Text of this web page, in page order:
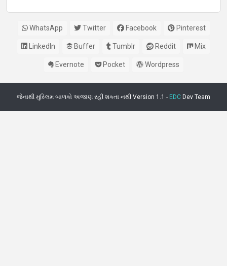
WhatsApp Twitter Facebook Pinterest
LinkedIn Buffer Tumblr Reddit Mix
Evernote Pocket Wordpress
જેનાથી મુસ્લિમ બાળકો અજાણ રહી શકતા નથી Version 1.1 - EDC Dev Team